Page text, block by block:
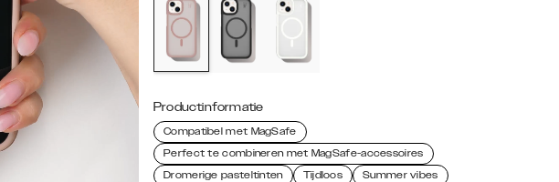
Productinformatie
Compatibel met MagSafe
Perfect te combineren met MagSafe-accessoires
Dromerige pasteltinten
Tijdloos
Summer vibes